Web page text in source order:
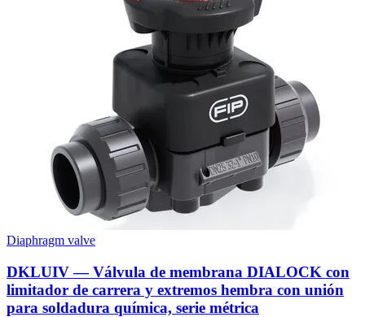
Diaphragm valve
DKLUIV — Válvula de membrana DIALOCK con
limitador de carrera y extremos hembra con unión
para soldadura química, serie métrica